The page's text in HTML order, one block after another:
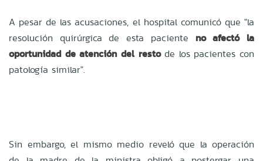
A pesar de las acusaciones, el hospital comunicó que "la
resolución quirúrgica de esta paciente no afectó la
oportunidad de atención del restode los pacientes con
patología similar".
Sin embargo, el mismo medio reveló que la operación